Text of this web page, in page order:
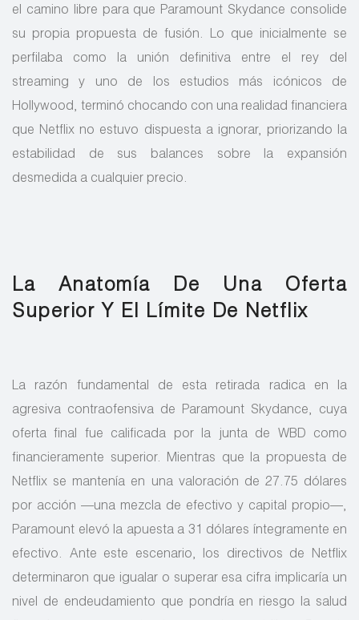
el camino libre para que Paramount Skydance consolide
su propia propuesta de fusión. Lo que inicialmente se
perfilaba como la unión definitiva entre el rey del
streaming y uno de los estudios más icónicos de
Hollywood, terminó chocando con una realidad financiera
que Netflix no estuvo dispuesta a ignorar, priorizando la
estabilidad de sus balances sobre la expansión
desmedida a cualquier precio.
La Anatomía De Una Oferta
Superior Y El Límite De Netflix
La razón fundamental de esta retirada radica en la
agresiva contraofensiva de Paramount Skydance, cuya
oferta final fue calificada por la junta de WBD como
financieramente superior. Mientras que la propuesta de
Netflix se mantenía en una valoración de 27.75 dólares
por acción —una mezcla de efectivo y capital propio—,
Paramount elevó la apuesta a 31 dólares íntegramente en
efectivo. Ante este escenario, los directivos de Netflix
determinaron que igualar o superar esa cifra implicaría un
nivel de endeudamiento que pondría en riesgo la salud